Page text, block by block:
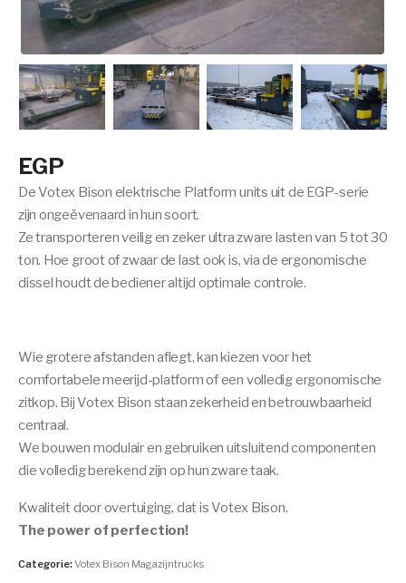
EGP
De Votex Bison elektrische Platform units uit de EGP-serie
zijn ongeëvenaard in hun soort.
Ze transporteren veilig en zeker ultra zware lasten van 5 tot 30
ton. Hoe groot of zwaar de last ook is, via de ergonomische
dissel houdt de bediener altijd optimale controle.
Wie grotere afstanden aflegt, kan kiezen voor het
comfortabele meerijd-platform of een volledig ergonomische
zitkop. Bij Votex Bison staan zekerheid en betrouwbaarheid
centraal.
We bouwen modulair en gebruiken uitsluitend componenten
die volledig berekend zijn op hun zware taak.
Kwaliteit door overtuiging, dat is Votex Bison.
The power of perfection!
Categorie:Votex Bison Magazijntrucks